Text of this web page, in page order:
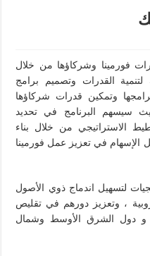
فورمينا وشركاؤها من خلال
القدرات وتصميم برامج
وتمكين قدرات شركاؤها
سيسهم البرنامج في تحديد
الاستراتيجي من خلال بناء
في تعزيز عمل فورمينا
لتسهيل اندماج ذوي الأصول
، وتعزيز دورهم في تقليص
و دول الشرق الأوسط وشمال